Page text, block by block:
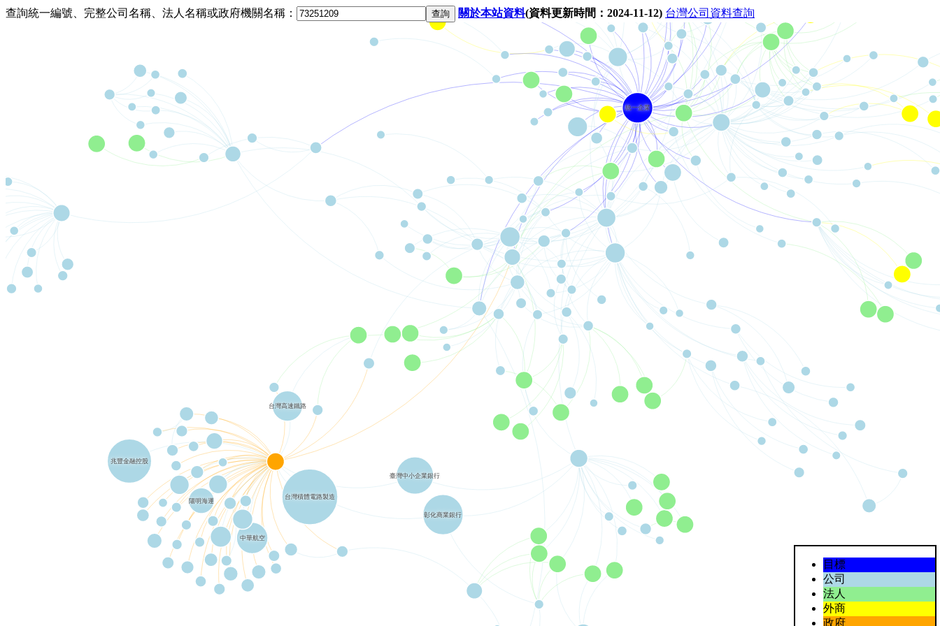
查詢統一編號、完整公司名稱、法人名稱或政府機關名稱： 查詢 關於本站資料(資料更新時間：2024-11-12) 台灣公司資料查詢
目標
公司
法人
外商
政府
統一企業
臺灣中小企業銀行
陽明海運
中華航空
台灣高速鐵路
台灣積體電路製造
彰化商業銀行
兆豐金融控股